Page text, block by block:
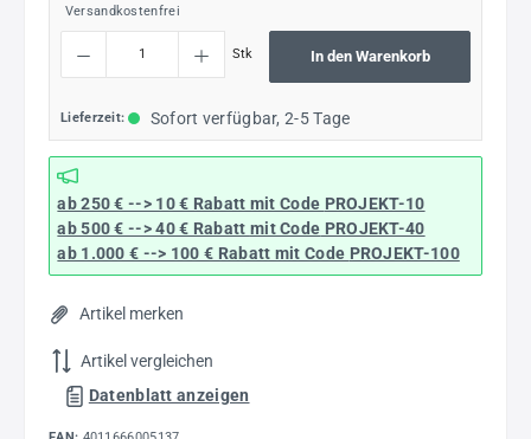
Versandkostenfrei
Stk In den Warenkorb
Lieferzeit: Sofort verfügbar, 2-5 Tage
ab 250 € --> 10 € Rabatt mit Code PROJEKT-10
ab 500 € --> 40 € Rabatt mit Code PROJEKT-40
ab 1.000 € --> 100 € Rabatt mit Code PROJEKT-100
Artikel merken
Artikel vergleichen
Datenblatt anzeigen